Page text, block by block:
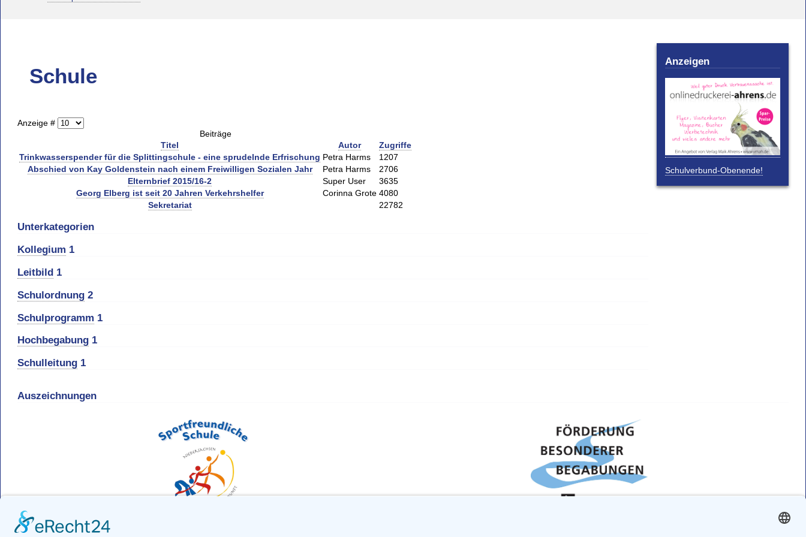
Schule
Anzeige #
Beiträge
Titel
Autor
Zugriffe
Trinkwasserspender für die Splittingschule - eine sprudelnde Erfrischung Petra Harms
1207
Abschied von Kay Goldenstein nach einem Freiwilligen Sozialen Jahr
Petra Harms
2706
Elternbrief 2015/16-2
Super User
3635
Georg Elberg ist seit 20 Jahren Verkehrshelfer
Corinna Grote 4080
Sekretariat
22782
Unterkategorien
Kollegium 1
Leitbild 1
Schulordnung 2
Schulprogramm 1
Hochbegabung 1
Schulleitung 1
Anzeigen
Schulverbund-Obenende!
Auszeichnungen